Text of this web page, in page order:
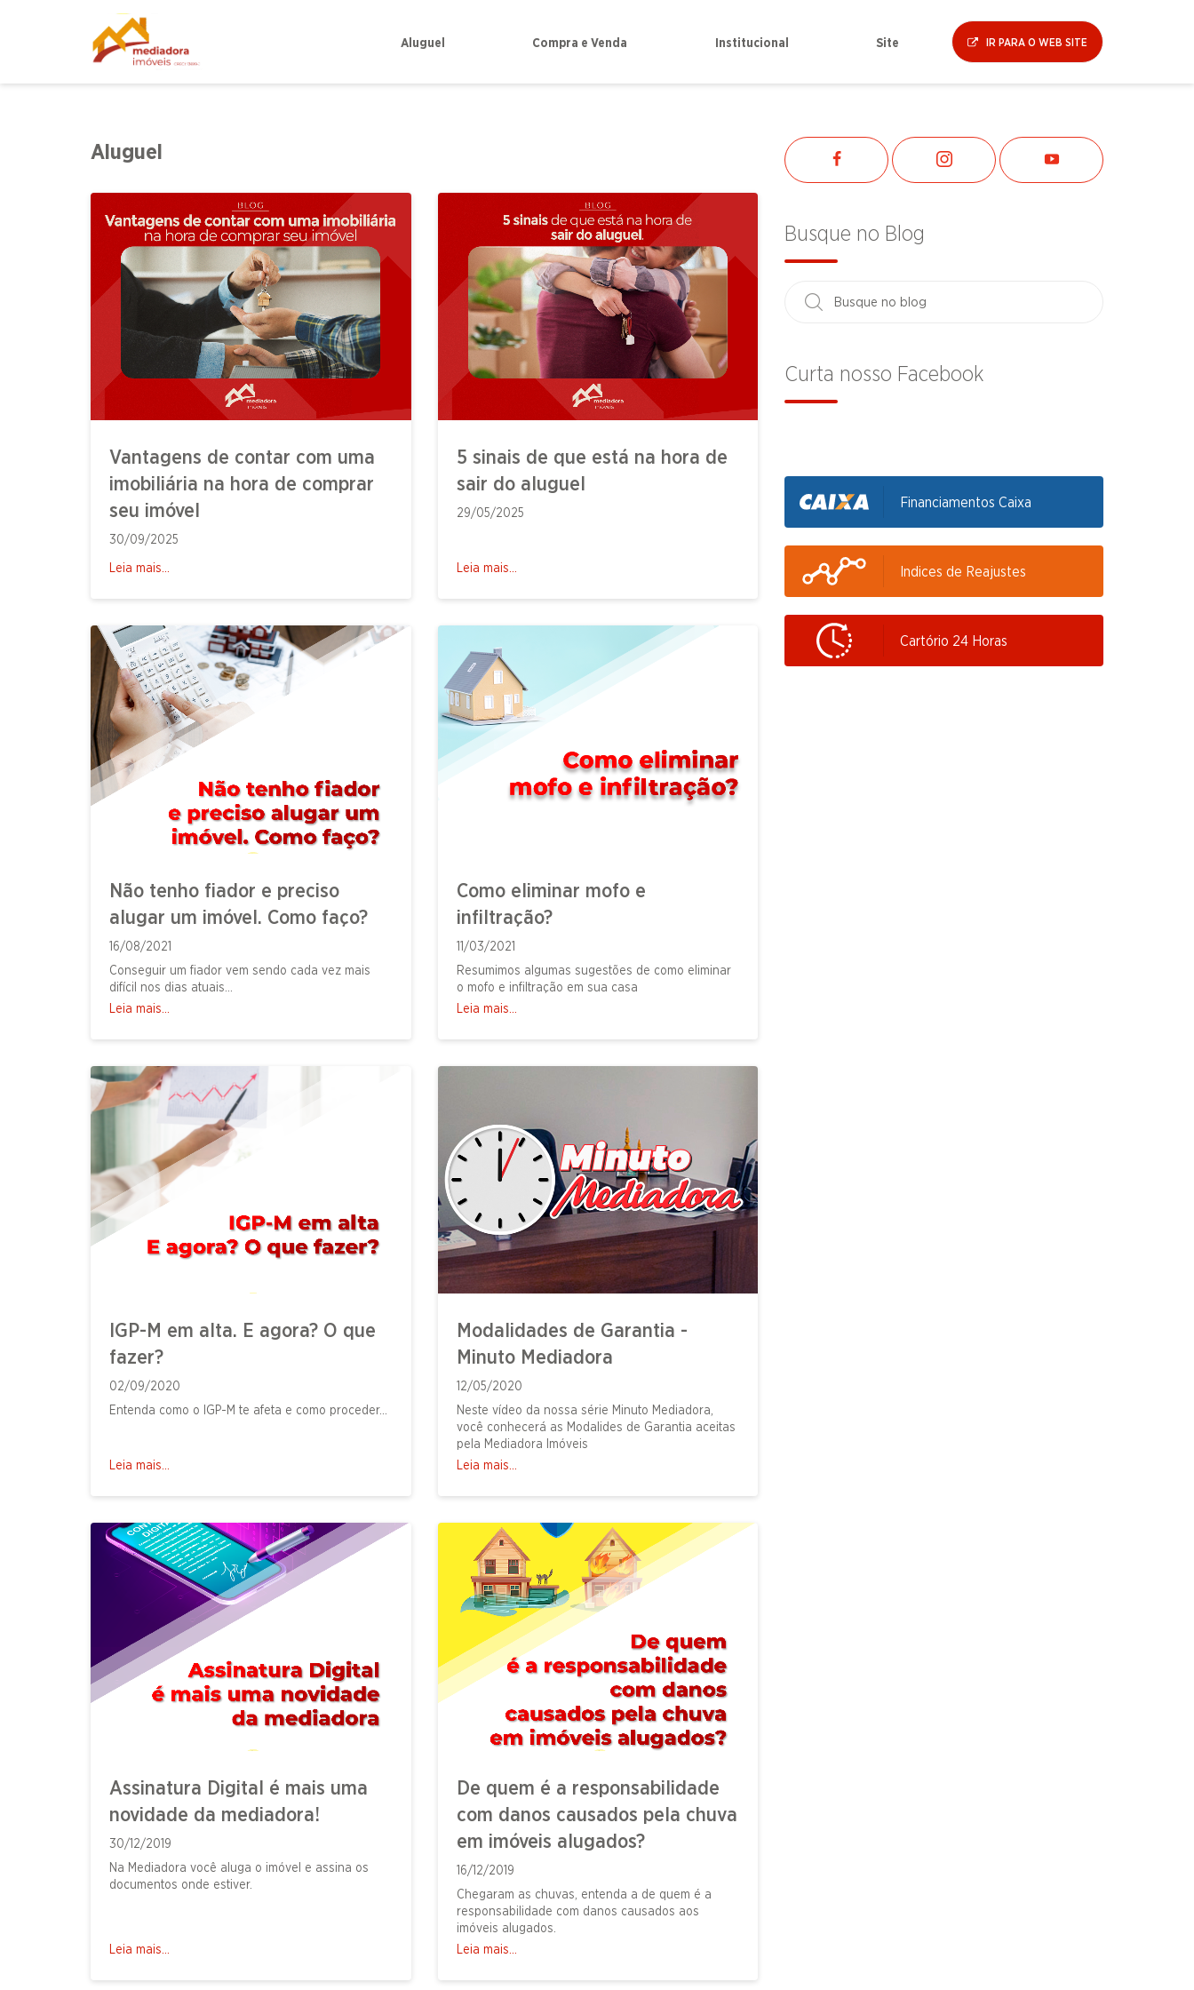
Aluguel Compra e Venda Institucional Site IR PARA O WEB SITE
Aluguel
Vantagens de contar com uma
imobiliária na hora de comprar
seu imóvel
30/09/2025
Leia mais...
5 sinais de que está na hora de
sair do aluguel
29/05/2025
Leia mais...
Não tenho fiador e preciso
alugar um imóvel. Como faço?
16/08/2021
Conseguir um fiador vem sendo cada vez mais
difícil nos dias atuais...
Leia mais...
Como eliminar mofo e
infiltração?
11/03/2021
Resumimos algumas sugestões de como eliminar
o mofo e infiltração em sua casa
Leia mais...
IGP-M em alta. E agora? O que
fazer?
02/09/2020
Entenda como o IGP-M te afeta e como proceder...
Leia mais...
Modalidades de Garantia -
Minuto Mediadora
12/05/2020
Neste vídeo da nossa série Minuto Mediadora,
você conhecerá as Modalides de Garantia aceitas
pela Mediadora Imóveis
Leia mais...
Assinatura Digital é mais uma
novidade da mediadora!
30/12/2019
Na Mediadora você aluga o imóvel e assina os
documentos onde estiver.
Leia mais...
De quem é a responsabilidade
com danos causados pela chuva
em imóveis alugados?
16/12/2019
Chegaram as chuvas, entenda a de quem é a
responsabilidade com danos causados aos
imóveis alugados.
Leia mais...
Busque no Blog
Curta nosso Facebook
Financiamentos Caixa
Indices de Reajustes
Cartório 24 Horas